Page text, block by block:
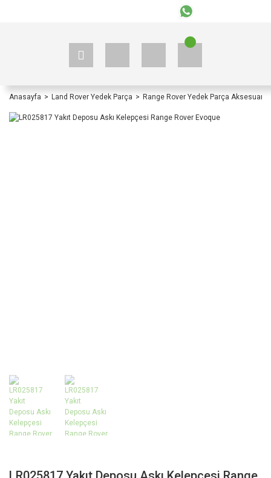
Anasayfa Land Rover Yedek Parça Range Rover Yedek Parça Aksesuar